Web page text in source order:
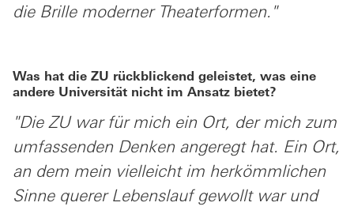
die Brille moderner Theaterformen."
Was hat die ZU rückblickend geleistet, was eine
andere Universität nicht im Ansatz bietet?
"Die ZU war für mich ein Ort, der mich zum
umfassenden Denken angeregt hat. Ein Ort,
an dem mein vielleicht im herkömmlichen
Sinne querer Lebenslauf gewollt war und